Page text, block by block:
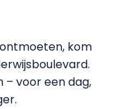
kom
­– voor een dag,